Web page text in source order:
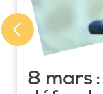
8 mars